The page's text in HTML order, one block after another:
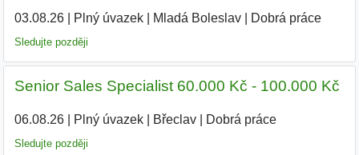
03.08.26| Plný úvazek| Mladá Boleslav| Dobrá práce
Sledujte později
Senior Sales Specialist 60.000 Kč - 100.000 Kč
06.08.26| Plný úvazek| Břeclav| Dobrá práce
Sledujte později